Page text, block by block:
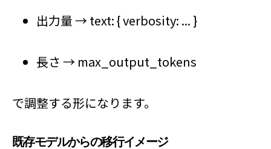
出力量 → text: { verbosity: ... }
長さ → max_output_tokens
で調整する形になります。
既存モデルからの移行イメージ